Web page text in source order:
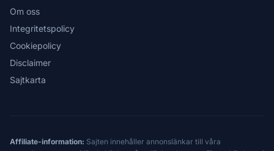
Om oss
Integritetspolicy
Cookiepolicy
Disclaimer
Sajtkarta
Affiliate-information: Sajten innehåller annonslänkar till våra